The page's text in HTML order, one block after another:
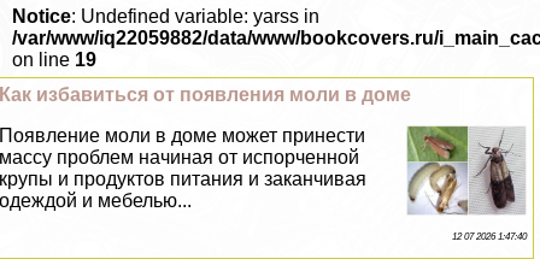
Notice: Undefined variable: yarss in
/var/www/iq22059882/data/www/bookcovers.ru/
on line 19
Как избавиться от появления моли в доме
Появление моли в доме может принести
массу проблем начиная от испорченной
крупы и продуктов питания и заканчивая
одеждой и мебелью...
12 07 2026 1:47:40